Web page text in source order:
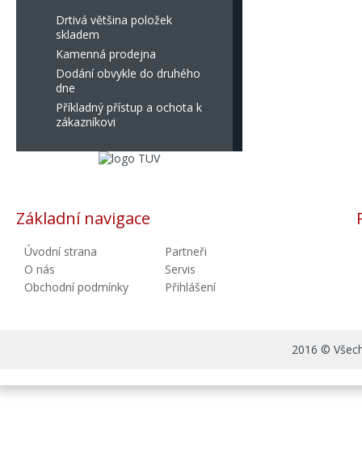
Drtivá většina položek
skladem
Kamenná prodejna
Dodání obvykle do druhého
dne
Příkladný přístup a ochota k
zákazníkovi
Základní navigace
Úvodní strana
O nás
Obchodní podmínky
Partneři
Servis
Přihlášení
2016 ©